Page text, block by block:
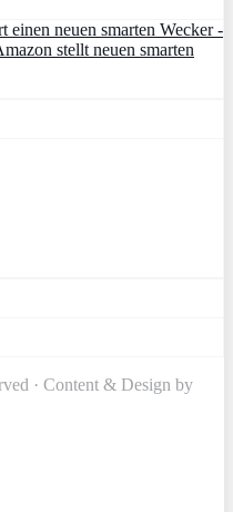
einen neuen smarten Wecker -
stellt neuen smarten
· Content & Design by